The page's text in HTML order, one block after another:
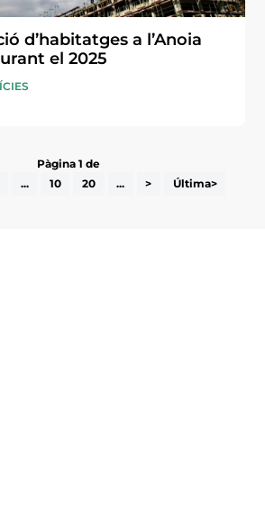
d’habitatges a l’Anoia
el 2025
Pàgina 1 de
... 10 20 ... > Última>